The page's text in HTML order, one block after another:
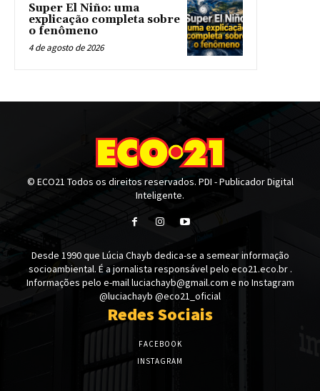
Super El Niño: uma
explicação completa sobre
o fenômeno
4 de agosto de 2026
© ECO21 Todos os direitos reservados. PDI - Publicador Digital
Inteligente.
Desde 1990 que Lúcia Chayb dedica-se a semear informação
socioambiental. É a jornalista responsável pelo eco21.eco.br .
Informações pelo e-mail luciachayb@gmail.com e no Instagram
@luciachayb @eco21_oficial
Redes Sociais
FACEBOOK
INSTAGRAM